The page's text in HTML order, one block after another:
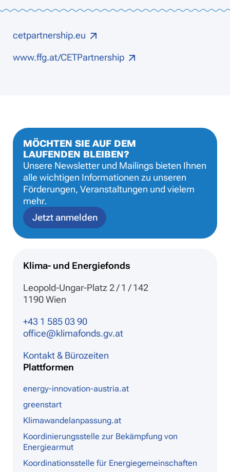
cetpartnership.eu
www.ffg.at/CETPartnership
MÖCHTEN SIE AUF DEM
LAUFENDEN BLEIBEN?
Unsere Newsletter und Mailings bieten Ihnen
alle wichtigen Informationen zu unseren
Förderungen, Veranstaltungen und vielem
mehr.
Jetzt anmelden
Klima- und Energiefonds
Leopold-Ungar-Platz 2 / 1 / 142
1190 Wien
+43 1 585 03 90
office@klimafonds.gv.at
Kontakt & Bürozeiten
Plattformen
energy-innovation-austria.at
greenstart
Klimawandelanpassung.at
Koordinierungsstelle zur Bekämpfung von
Energiearmut
Koordinationsstelle für Energiegemeinschaften